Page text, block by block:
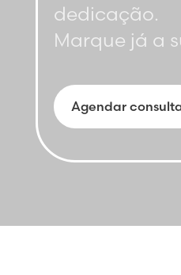
dedicação.
Marque já a
Agendar